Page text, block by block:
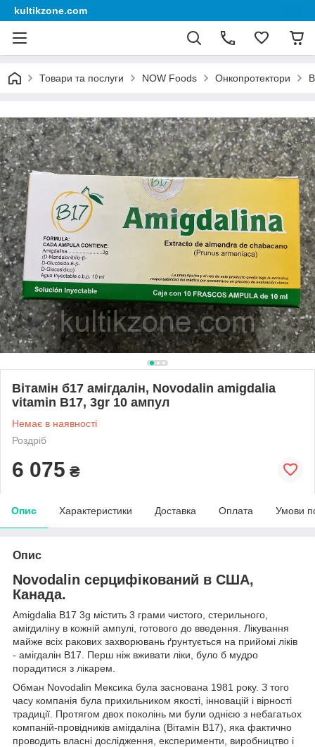
kultikzone.com
Товари та послуги NOW Foods Онкопротектори
Вітамін б17 амігдалін, Novodalin amigdalia
vitamin B17, 3gr 10 ампул
Немає в наявності
Роздріб
6 075 ₴
Опис Характеристики Доставка Оплата Умови
Опис
Novodalin серцифікований в США,
Канада.
Amigdalia B17 3g містить 3 грами чистого, стерильного,
амігдиліну в кожній ампулі, готового до введення. Лікування
майже всіх ракових захворювань ґрунтується на прийомі ліків
- амігдалін В17. Перш ніж вживати ліки, було б мудро
порадитися з лікарем.
Обман Novodalin Мексика була заснована 1981 року. З того
часу компанія була прихильником якості, інновацій і вірності
традиції. Протягом двох поколінь ми були однією з небагатьох
компаній-провідників амігдаліна (Вітамін В17), яка фактично
проводить власні дослідження, експерименти, виробництво і